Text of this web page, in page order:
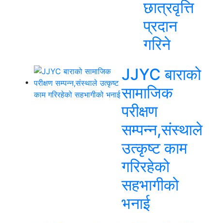
छात्रवृत्ति
प्रदान
गरिने
JJYC बाराको
सामाजिक
परीक्षण
सम्पन्न,संस्थाले
उत्कृष्ट काम
गरिरहेको
सहभागीको
भनाई